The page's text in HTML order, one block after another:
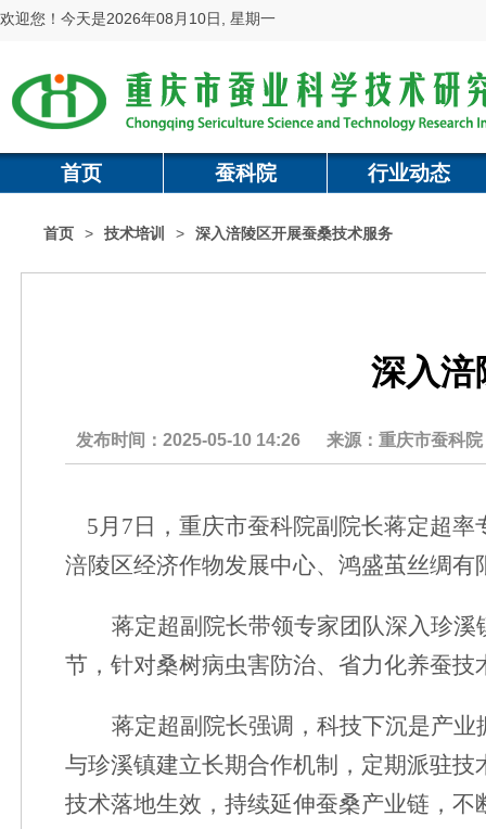
欢迎您！今天是2026年08月10日, 星期一
首页 蚕科院 行业动态
首页 > 技术培训 > 深入涪陵区开展蚕桑技术服务
深入涪
发布时间：2025-05-10 14:26 来源：重庆市蚕科院
5月7日，重庆市蚕科院副院长蒋定超率
涪陵区经济作物发展中心、鸿盛茧丝绸
蒋定超副院长带领专家团队深入珍
节，针对桑树病虫害防治、省力化养蚕
蒋定超副院长强调，科技下沉是产
与珍溪镇建立长期合作机制，定期派驻
技术落地生效，持续延伸蚕桑产业链，